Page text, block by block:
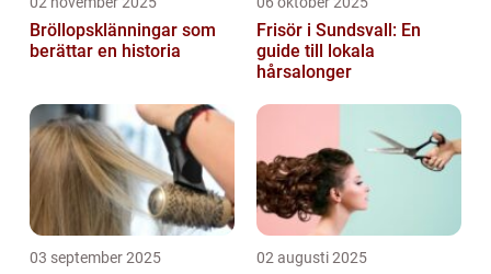
Bröllopsklänningar som
berättar en historia
Frisör i Sundsvall: En
guide till lokala
hårsalonger
03 september 2025 02 augusti 2025